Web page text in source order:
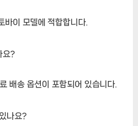
바이 모델에 적합합니다.
요?
배송 옵션이 포함되어 있습니다.
나요?